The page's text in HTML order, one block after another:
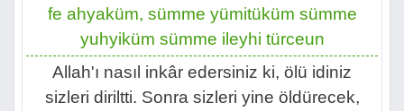
fe ahyaküm, sümme yümitüküm sümme
yuhyiküm sümme ileyhi türceun
Allah'ı nasıl inkâr edersiniz ki, ölü idiniz
sizleri diriltti. Sonra sizleri yine öldürecek,